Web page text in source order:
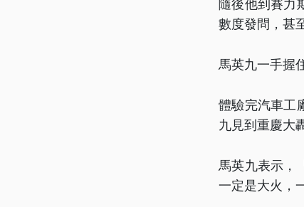
隨後他到賽力
數度發問，甚
馬英九一手握
體驗完汽車工
九見到重慶大
馬英九表示，
一定是大火，